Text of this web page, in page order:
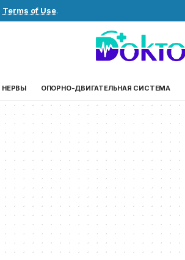
Terms of Use.
НЕРВЫ ОПОРНО-ДВИГАТЕЛЬНАЯ СИСТЕМА